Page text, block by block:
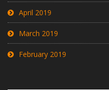
April 2019
March 2019
February 2019